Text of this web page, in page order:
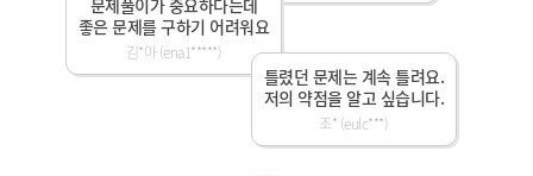
문제풀이가 중요하다는데
좋은 문제를 구하기 어려워요
김*아 (ena1*****)
틀렸던 문제는 계속 틀려요.
저의 약점을 알고 싶습니다.
조* (eulc***)